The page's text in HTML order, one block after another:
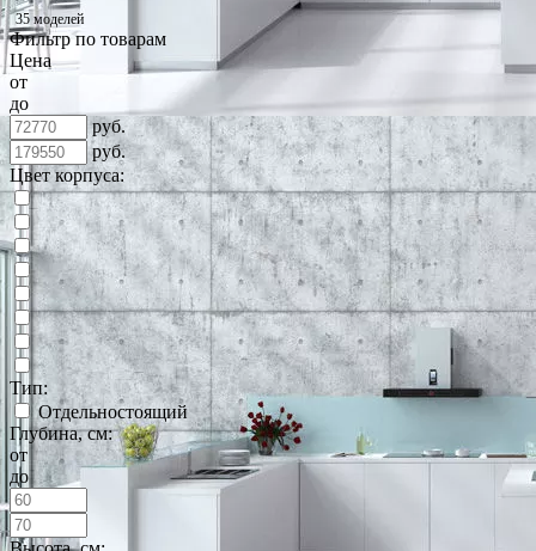
35 моделей
Фильтр по товарам
Цена
от
до
руб.
руб.
Цвет корпуса:
Тип:
Отдельностоящий
Глубина, см:
от
до